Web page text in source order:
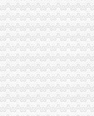
指导工作
分类监管
把农村食品经营秩序关
怎么交税大讨论热潮
序见成效
实施品牌护农
四看五不批"